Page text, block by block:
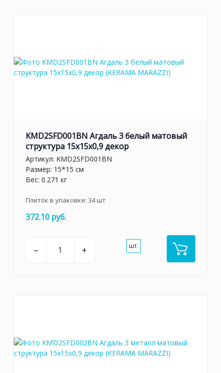
KMD2SFD001BN Агдаль 3 белый матовый
структура 15x15x0,9 декор
Артикул: KMD2SFD001BN
Размер: 15*15 см
Вес: 0.271 кг
Плиток в упаковке: 34шт
372.10 руб.
– + шт.